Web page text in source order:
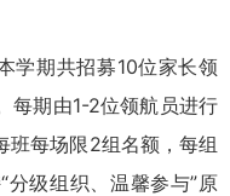
学期共招募10位家长领
每期由1-2位领航员进行
班每场限2组名额，每组
级组织、温馨参与”原